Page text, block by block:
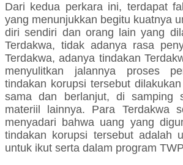
Dari kedua perkara ini, terdapat
yang menunjukkan begitu kuatnya
diri sendiri dan orang lain yang
Terdakwa, tidak adanya rasa
Terdakwa, adanya tindakan
menyulitkan jalannya proses
tindakan korupsi tersebut
sama dan berlanjut, di samping
materiil lainnya. Para Terdakwa
menyadari bahwa uang yang
tindakan korupsi tersebut adalah
untuk ikut serta dalam program